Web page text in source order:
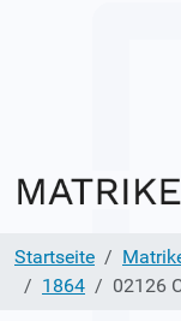
Startseite
1864
02126